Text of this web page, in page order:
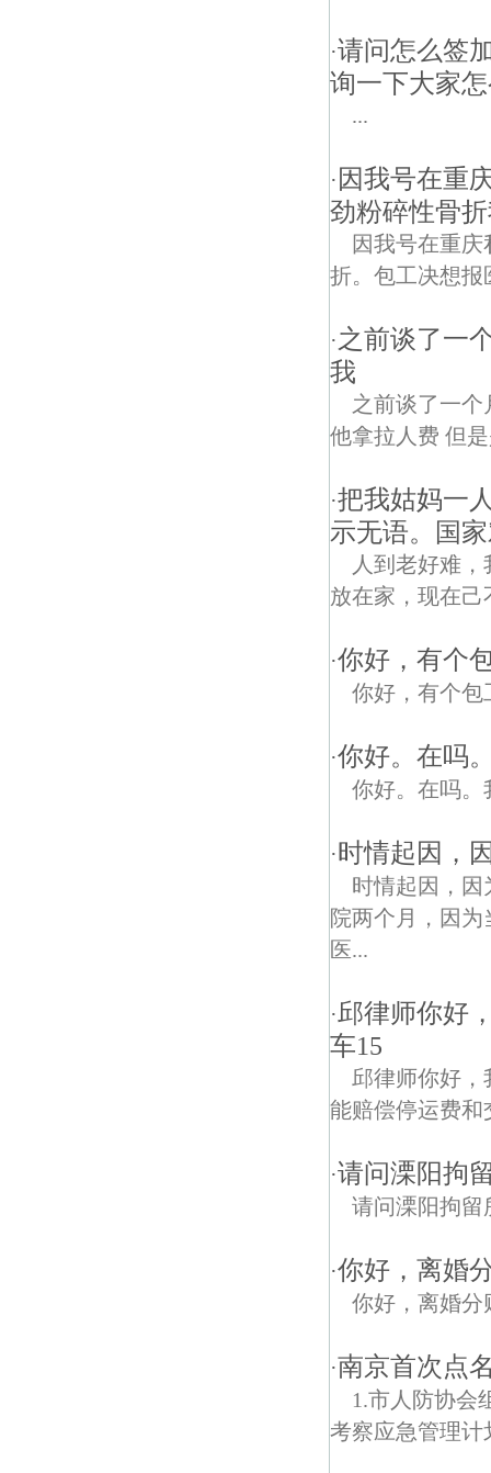
·请问怎么签
询一下大家
...
· 因我号在重
劲粉碎性骨
因我号在重
折。包工决想报
·之前谈了一
我
之前谈了一
他拿拉人费 但
·把我姑妈一
示无语。国
人到老好难
放在家，现在
·你好，有个
你好，有个包
·你好。在吗
你好。在吗。
·时情起因，
时情起因，因
院两个月，因
医...
·邱律师你好
车15
邱律师你好，
能赔偿停运费和
·请问溧阳拘
请问溧阳拘留
·你好，离婚
你好，离婚分
·南京首次点
1.市人防协会
考察应急管理计